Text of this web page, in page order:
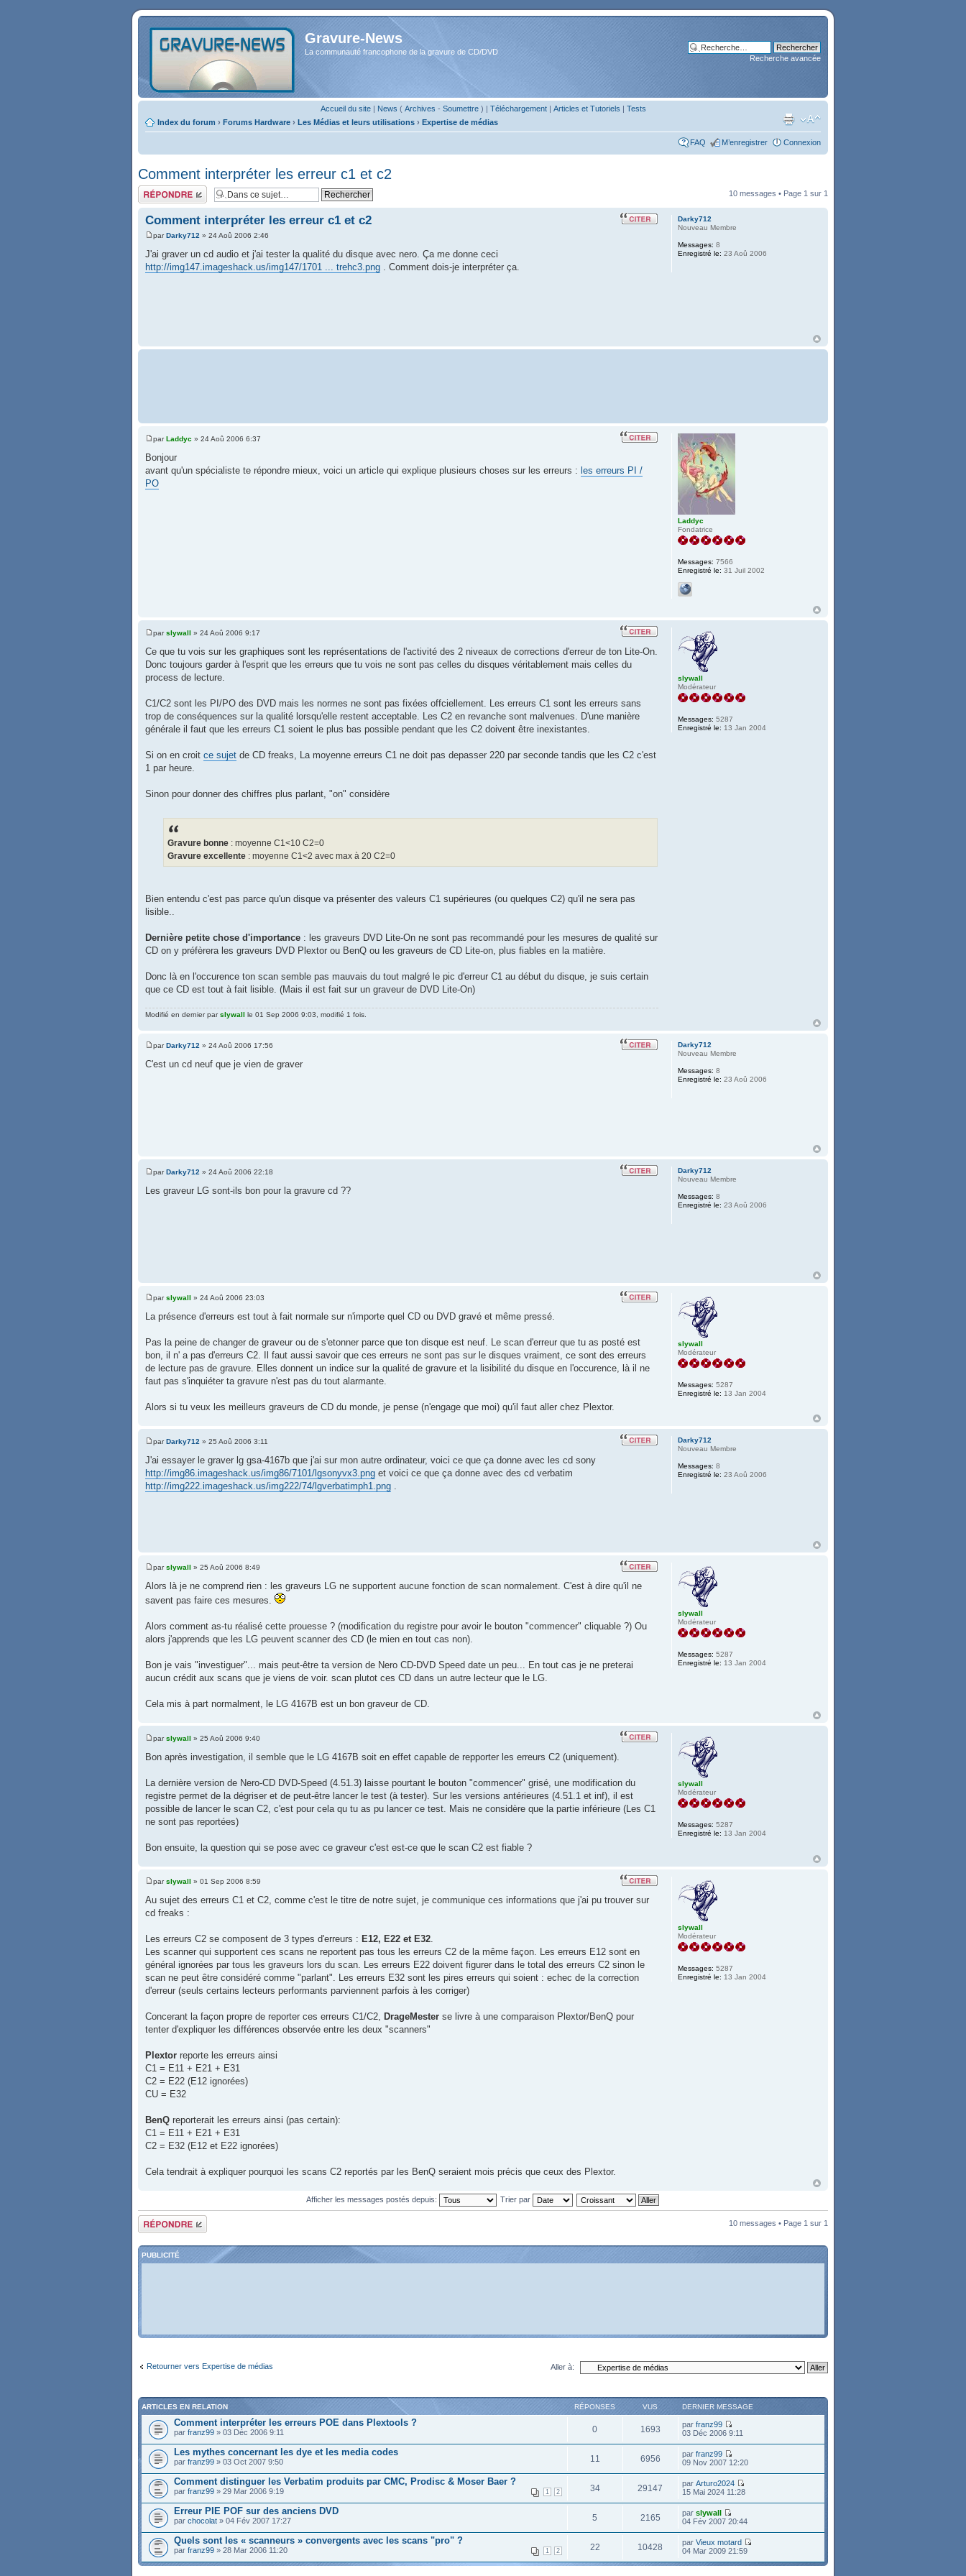
Gravure-News
La communauté francophone de la gravure de CD/DVD
Recherche avancée
Accueil du site| News ( Archives - Soumettre) | Téléchargement| Articles et Tutoriels | Tests
Index du forum › Forums Hardware › Les Médias et leurs utilisations › Expertise de médias
FAQ M’enregistrer Connexion
Comment interpréter les erreur c1 et c2
Répondre 10 messages • Page 1 sur 1
Comment interpréter les erreur c1 et c2
parDarky712 » 24 Aoû 2006 2:46
J'ai graver un cd audio et j'ai tester la qualité du disque avec nero. Ça me donne ceci
http://img147.imageshack.us/img147/1701 ... trehc3.png . Comment dois-je interpréter ça.
Darky712
Nouveau Membre
Messages: 8
Enregistré le: 23 Aoû 2006
parLaddyc » 24 Aoû 2006 6:37
Bonjour
avant qu'un spécialiste te répondre mieux, voici un article qui explique plusieurs choses sur les erreurs : les erreurs PI /
PO
Laddyc
Fondatrice
Messages: 7566
Enregistré le: 31 Juil 2002
parslywall » 24 Aoû 2006 9:17
Ce que tu vois sur les graphiques sont les représentations de l'activité des 2 niveaux de corrections d'erreur de ton Lite-On.
Donc toujours garder à l'esprit que les erreurs que tu vois ne sont pas celles du disques véritablement mais celles du
process de lecture.
C1/C2 sont les PI/PO des DVD mais les normes ne sont pas fixées offciellement. Les erreurs C1 sont les erreurs sans
trop de conséquences sur la qualité lorsqu'elle restent acceptable. Les C2 en revanche sont malvenues. D'une manière
générale il faut que les erreurs C1 soient le plus bas possible pendant que les C2 doivent être inexistantes.
Si on en croit ce sujet de CD freaks, La moyenne erreurs C1 ne doit pas depasser 220 par seconde tandis que les C2 c'est
1 par heure.
Sinon pour donner des chiffres plus parlant, "on" considère
Gravure bonne : moyenne C1<10 C2=0
Gravure excellente : moyenne C1<2 avec max à 20 C2=0
Bien entendu c'est pas parce qu'un disque va présenter des valeurs C1 supérieures (ou quelques C2) qu'il ne sera pas
lisible..
Dernière petite chose d'importance : les graveurs DVD Lite-On ne sont pas recommandé pour les mesures de qualité sur
CD on y préfèrera les graveurs DVD Plextor ou BenQ ou les graveurs de CD Lite-on, plus fiables en la matière.
Donc là en l'occurence ton scan semble pas mauvais du tout malgré le pic d'erreur C1 au début du disque, je suis certain
que ce CD est tout à fait lisible. (Mais il est fait sur un graveur de DVD Lite-On)
Modifié en dernier parslywall le 01 Sep 2006 9:03, modifié 1 fois.
slywall
Modérateur
Messages: 5287
Enregistré le: 13 Jan 2004
parDarky712 » 24 Aoû 2006 17:56
C'est un cd neuf que je vien de graver
Darky712
Nouveau Membre
Messages: 8
Enregistré le: 23 Aoû 2006
parDarky712 » 24 Aoû 2006 22:18
Les graveur LG sont-ils bon pour la gravure cd ??
Darky712
Nouveau Membre
Messages: 8
Enregistré le: 23 Aoû 2006
parslywall » 24 Aoû 2006 23:03
La présence d'erreurs est tout à fait normale sur n'importe quel CD ou DVD gravé et même pressé.
Pas la peine de changer de graveur ou de s'etonner parce que ton disque est neuf. Le scan d'erreur que tu as posté est
bon, il n' a pas d'erreurs C2. Il faut aussi savoir que ces erreurs ne sont pas sur le disques vraiment, ce sont des erreurs
de lecture pas de gravure. Elles donnent un indice sur la qualité de gravure et la lisibilité du disque en l'occurence, là il ne
faut pas s'inquiéter ta gravure n'est pas du tout alarmante.
Alors si tu veux les meilleurs graveurs de CD du monde, je pense (n'engage que moi) qu'il faut aller chez Plextor.
slywall
Modérateur
Messages: 5287
Enregistré le: 13 Jan 2004
parDarky712 » 25 Aoû 2006 3:11
J'ai essayer le graver lg gsa-4167b que j'ai sur mon autre ordinateur, voici ce que ça donne avec les cd sony
http://img86.imageshack.us/img86/7101/lgsonyvx3.png et voici ce que ça donne avec des cd verbatim
http://img222.imageshack.us/img222/74/lgverbatimph1.png
Darky712
Nouveau Membre
Messages: 8
Enregistré le: 23 Aoû 2006
parslywall » 25 Aoû 2006 8:49
Alors là je ne comprend rien : les graveurs LG ne supportent aucune fonction de scan normalement. C'est à dire qu'il ne
savent pas faire ces mesures.
Alors comment as-tu réalisé cette prouesse ? (modification du registre pour avoir le bouton "commencer" cliquable ?) Ou
alors j'apprends que les LG peuvent scanner des CD (le mien en tout cas non).
Bon je vais "investiguer"... mais peut-être ta version de Nero CD-DVD Speed date un peu... En tout cas je ne preterai
aucun crédit aux scans que je viens de voir. scan plutot ces CD dans un autre lecteur que le LG.
Cela mis à part normalment, le LG 4167B est un bon graveur de CD.
slywall
Modérateur
Messages: 5287
Enregistré le: 13 Jan 2004
parslywall » 25 Aoû 2006 9:40
Bon après investigation, il semble que le LG 4167B soit en effet capable de repporter les erreurs C2 (uniquement).
La dernière version de Nero-CD DVD-Speed (4.51.3) laisse pourtant le bouton "commencer" grisé, une modification du
registre permet de la dégriser et de peut-être lancer le test (à tester). Sur les versions antérieures (4.51.1 et inf), il est
possible de lancer le scan C2, c'est pour cela qu tu as pu lancer ce test. Mais ne considère que la partie inférieure (Les C1
ne sont pas reportées)
Bon ensuite, la question qui se pose avec ce graveur c'est est-ce que le scan C2 est fiable ?
slywall
Modérateur
Messages: 5287
Enregistré le: 13 Jan 2004
parslywall » 01 Sep 2006 8:59
Au sujet des erreurs C1 et C2, comme c'est le titre de notre sujet, je communique ces informations que j'ai pu trouver sur
cd freaks :
Les erreurs C2 se composent de 3 types d'erreurs : E12, E22 et E32.
Les scanner qui supportent ces scans ne reportent pas tous les erreurs C2 de la même façon. Les erreurs E12 sont en
général ignorées par tous les graveurs lors du scan. Les erreurs E22 doivent figurer dans le total des erreurs C2 sinon le
scan ne peut être considéré comme "parlant". Les erreurs E32 sont les pires erreurs qui soient : echec de la correction
d'erreur (seuls certains lecteurs performants parviennent parfois à les corriger)
Concerant la façon propre de reporter ces erreurs C1/C2, DrageMester se livre à une comparaison Plextor/BenQ pour
tenter d'expliquer les différences observée entre les deux "scanners"
Plextor reporte les erreurs ainsi
C1 = E11 + E21 + E31
C2 = E22 (E12 ignorées)
CU = E32
BenQ reporterait les erreurs ainsi (pas certain):
C1 = E11 + E21 + E31
C2 = E32 (E12 et E22 ignorées)
Cela tendrait à expliquer pourquoi les scans C2 reportés par les BenQ seraient mois précis que ceux des Plextor.
slywall
Modérateur
Messages: 5287
Enregistré le: 13 Jan 2004
Afficher les messages postés depuis: Trier par
Répondre 10 messages • Page 1 sur 1
PUBLICITÉ
Retourner vers Expertise de médias Aller à:
ARTICLES EN RELATION RÉPONSES VUS DERNIER MESSAGE
Comment interpréter les erreurs POE dans Plextools ?
par franz99 » 03 Déc 2006 9:11 0 1693 par franz99
03 Déc 2006 9:11
Les mythes concernant les dye et les media codes
par franz99 » 03 Oct 2007 9:50 11 6956 par franz99
09 Nov 2007 12:20
Comment distinguer les Verbatim produits par CMC, Prodisc & Moser Baer ?
1 2
par franz99 » 29 Mar 2006 9:19 34 29147 par Arturo2024
15 Mai 2024 11:28
Erreur PIE POF sur des anciens DVD
par chocolat » 04 Fév 2007 17:27 5 2165 par slywall
04 Fév 2007 20:44
Quels sont les « scanneurs » convergents avec les scans "pro" ?
1 2
par franz99 » 28 Mar 2006 11:20 22 10428 par Vieux motard
04 Mar 2009 21:59